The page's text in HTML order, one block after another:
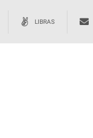
LIBRAS